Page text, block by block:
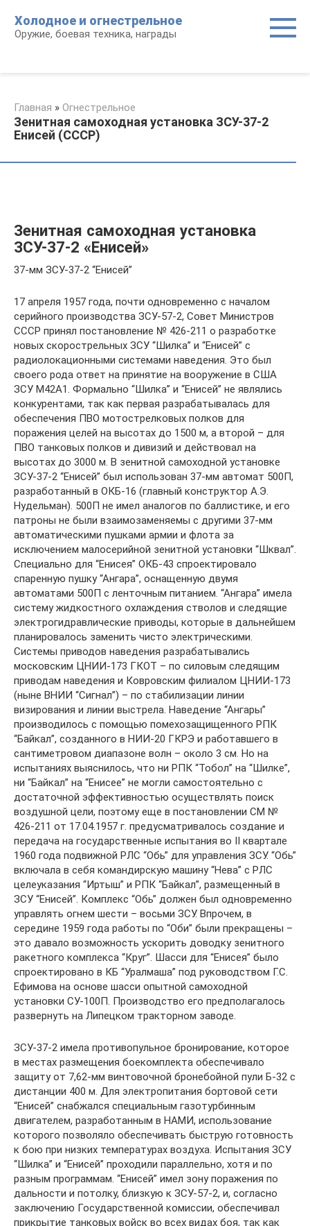
контенту
Холодное и огнестрельное
Оружие, боевая техника, награды
Главная » Огнестрельное
Зенитная самоходная установка ЗСУ-37-2
Енисей (СССР)
Зенитная самоходная установка
ЗСУ-37-2 «Енисей»
37-мм ЗСУ-37-2 “Енисей”
17 апреля 1957 года, почти одновременно с началом
серийного производства ЗСУ-57-2, Совет Министров
СССР принял постановление № 426-211 о разработке
новых скорострельных ЗСУ “Шилка” и “Енисей” с
радиолокационными системами наведения. Это был
своего рода ответ на принятие на вооружение в США
ЗСУ М42А1. Формально “Шилка” и “Енисей” не являлись
конкурентами, так как первая разрабатывалась для
обеспечения ПВО мотострелковых полков для
поражения целей на высотах до 1500 м, а второй – для
ПВО танковых полков и дивизий и действовал на
высотах до 3000 м. В зенитной самоходной установке
ЗСУ-37-2 “Енисей” был использован 37-мм автомат 500П,
разработанный в ОКБ-16 (главный конструктор А.Э.
Нудельман). 500П не имел аналогов по баллистике, и его
патроны не были взаимозаменяемы с другими 37-мм
автоматическими пушками армии и флота за
исключением малосерийной зенитной установки “Шквал”.
Специально для “Енисея” ОКБ-43 спроектировало
спаренную пушку “Ангара”, оснащенную двумя
автоматами 500П с ленточным питанием. “Ангара” имела
систему жидкостного охлаждения стволов и следящие
электрогидравлические приводы, которые в дальнейшем
планировалось заменить чисто электрическими.
Системы приводов наведения разрабатывались
московским ЦНИИ-173 ГКОТ – по силовым следящим
приводам наведения и Ковровским филиалом ЦНИИ-173
(ныне ВНИИ “Сигнал”) – по стабилизации линии
визирования и линии выстрела. Наведение “Ангары”
производилось с помощью помехозащищенного РПК
“Байкал”, созданного в НИИ-20 ГКРЭ и работавшего в
сантиметровом диапазоне волн – около 3 см. Но на
испытаниях выяснилось, что ни РПК “Тобол” на “Шилке”,
ни “Байкал” на “Енисее” не могли самостоятельно с
достаточной эффективностью осуществлять поиск
воздушной цели, поэтому еще в постановлении СМ №
426-211 от 17.04.1957 г. предусматривалось создание и
передача на государственные испытания во II квартале
1960 года подвижной РЛС “Обь” для управления ЗСУ. “Обь”
включала в себя командирскую машину “Нева” с РЛС
целеуказания “Иртыш” и РПК “Байкал”, размещенный в
ЗСУ “Енисей”. Комплекс “Обь” должен был одновременно
управлять огнем шести – восьми ЗСУ. Впрочем, в
середине 1959 года работы по “Оби” были прекращены –
это давало возможность ускорить доводку зенитного
ракетного комплекса “Круг”. Шасси для “Енисея” было
спроектировано в КБ “Уралмаша” под руководством Г.С.
Ефимова на основе шасси опытной самоходной
установки СУ-100П. Производство его предполагалось
развернуть на Липецком тракторном заводе.
ЗСУ-37-2 имела противопульное бронирование, которое
в местах размещения боекомплекта обеспечивало
защиту от 7,62-мм винтовочной бронебойной пули Б-32 с
дистанции 400 м. Для электропитания бортовой сети
“Енисей” снабжался специальным газотурбинным
двигателем, разработанным в НАМИ, использование
которого позволяло обеспечивать быструю готовность
к бою при низких температурах воздуха. Испытания ЗСУ
“Шилка” и “Енисей” проходили параллельно, хотя и по
разным программам. “Енисей” имел зону поражения по
дальности и потолку, близкую к ЗСУ-57-2, и, согласно
заключению Государственной комиссии, обеспечивал
прикрытие танковых войск во всех видах боя, так как